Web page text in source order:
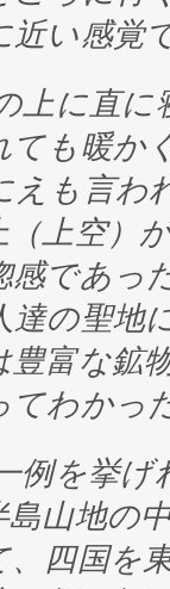
近い感覚
上に直に
ても暖か
えも言わ
（上空
感であっ
達の聖地
豊富な鉱
てわかっ
例を挙げ
山地の
、四国を